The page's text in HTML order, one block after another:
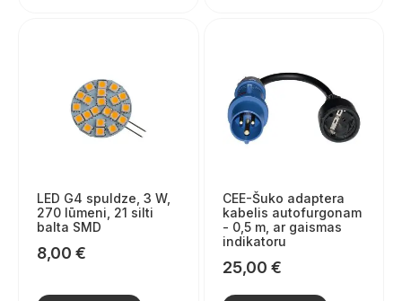
LED G4 spuldze, 3 W,
270 lūmeni, 21 silti
balta SMD
8,00 €
CEE-Šuko adaptera
kabelis autofurgonam
- 0,5 m, ar gaismas
indikatoru
25,00 €